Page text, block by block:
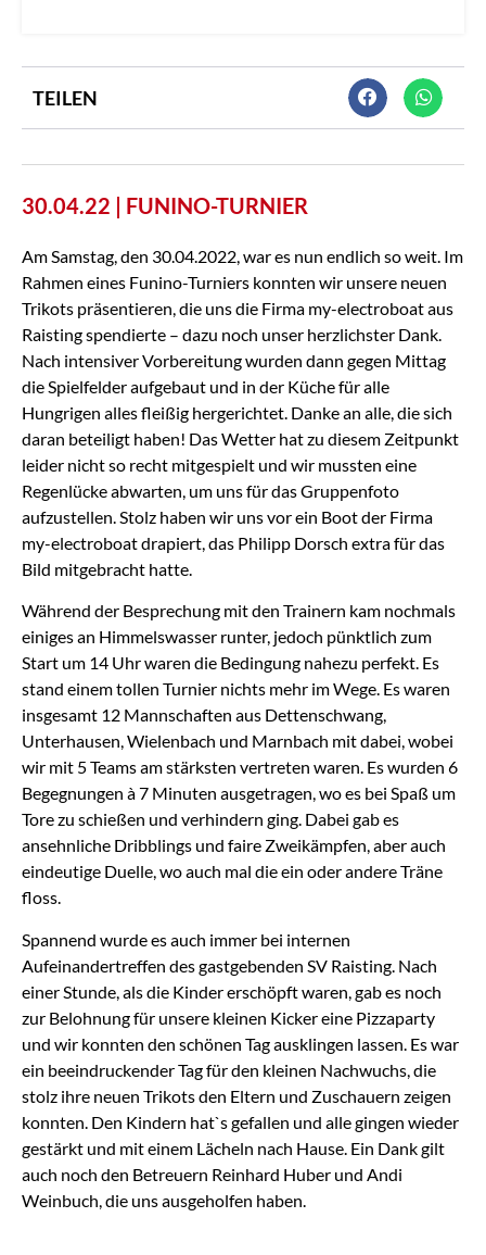
TEILEN
30.04.22 | FUNINO-TURNIER
Am Samstag, den 30.04.2022, war es nun endlich so weit. Im
Rahmen eines Funino-Turniers konnten wir unsere neuen
Trikots präsentieren, die uns die Firma my-electroboat aus
Raisting spendierte – dazu noch unser herzlichster Dank.
Nach intensiver Vorbereitung wurden dann gegen Mittag
die Spielfelder aufgebaut und in der Küche für alle
Hungrigen alles fleißig hergerichtet. Danke an alle, die sich
daran beteiligt haben! Das Wetter hat zu diesem Zeitpunkt
leider nicht so recht mitgespielt und wir mussten eine
Regenlücke abwarten, um uns für das Gruppenfoto
aufzustellen. Stolz haben wir uns vor ein Boot der Firma
my-electroboat drapiert, das Philipp Dorsch extra für das
Bild mitgebracht hatte.
Während der Besprechung mit den Trainern kam nochmals
einiges an Himmelswasser runter, jedoch pünktlich zum
Start um 14 Uhr waren die Bedingung nahezu perfekt. Es
stand einem tollen Turnier nichts mehr im Wege. Es waren
insgesamt 12 Mannschaften aus Dettenschwang,
Unterhausen, Wielenbach und Marnbach mit dabei, wobei
wir mit 5 Teams am stärksten vertreten waren. Es wurden 6
Begegnungen à 7 Minuten ausgetragen, wo es bei Spaß um
Tore zu schießen und verhindern ging. Dabei gab es
ansehnliche Dribblings und faire Zweikämpfen, aber auch
eindeutige Duelle, wo auch mal die ein oder andere Träne
floss.
Spannend wurde es auch immer bei internen
Aufeinandertreffen des gastgebenden SV Raisting. Nach
einer Stunde, als die Kinder erschöpft waren, gab es noch
zur Belohnung für unsere kleinen Kicker eine Pizzaparty
und wir konnten den schönen Tag ausklingen lassen. Es war
ein beeindruckender Tag für den kleinen Nachwuchs, die
stolz ihre neuen Trikots den Eltern und Zuschauern zeigen
konnten. Den Kindern hat`s gefallen und alle gingen wieder
gestärkt und mit einem Lächeln nach Hause. Ein Dank gilt
auch noch den Betreuern Reinhard Huber und Andi
Weinbuch, die uns ausgeholfen haben.